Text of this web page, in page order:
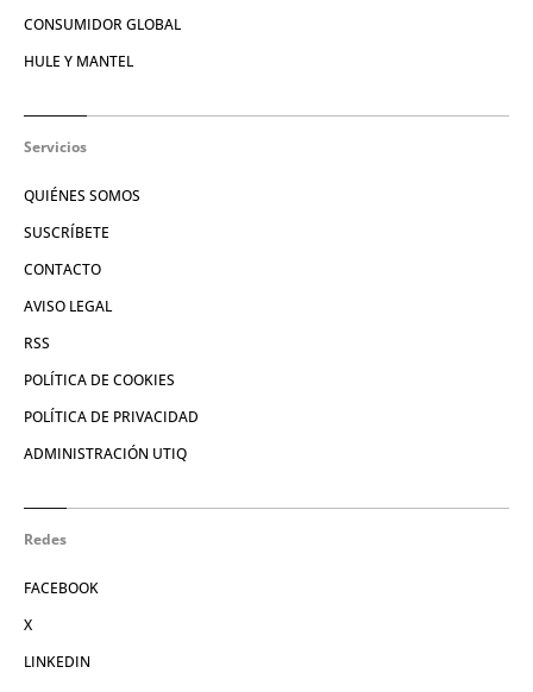
CONSUMIDOR GLOBAL
HULE Y MANTEL
Servicios
QUIÉNES SOMOS
SUSCRÍBETE
CONTACTO
AVISO LEGAL
RSS
POLÍTICA DE COOKIES
POLÍTICA DE PRIVACIDAD
ADMINISTRACIÓN UTIQ
Redes
FACEBOOK
X
LINKEDIN